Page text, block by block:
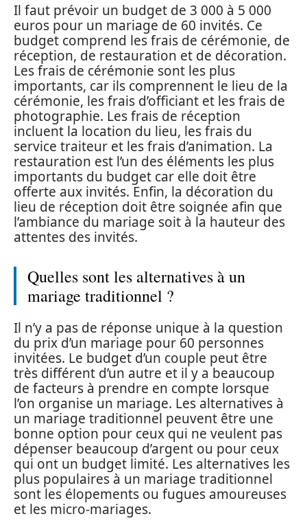
Il faut prévoir un budget de 3 000 à 5 000
euros pour un mariage de 60 invités. Ce
budget comprend les frais de cérémonie, de
réception, de restauration et de décoration.
Les frais de cérémonie sont les plus
importants, car ils comprennent le lieu de la
cérémonie, les frais d’officiant et les frais de
photographie. Les frais de réception
incluent la location du lieu, les frais du
service traiteur et les frais d’animation. La
restauration est l’un des éléments les plus
importants du budget car elle doit être
offerte aux invités. Enfin, la décoration du
lieu de réception doit être soignée afin que
l’ambiance du mariage soit à la hauteur des
attentes des invités.
Quelles sont les alternatives à un
mariage traditionnel ?
Il n’y a pas de réponse unique à la question
du prix d’un mariage pour 60 personnes
invitées. Le budget d’un couple peut être
très différent d’un autre et il y a beaucoup
de facteurs à prendre en compte lorsque
l’on organise un mariage. Les alternatives à
un mariage traditionnel peuvent être une
bonne option pour ceux qui ne veulent pas
dépenser beaucoup d’argent ou pour ceux
qui ont un budget limité. Les alternatives les
plus populaires à un mariage traditionnel
sont les élopements ou fugues amoureuses
et les micro-mariages.